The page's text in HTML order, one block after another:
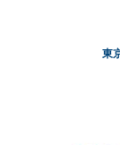
東